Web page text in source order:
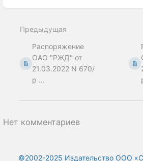
mode
Предыдущая
Распоряжение
ОАО "РЖД" от
21.03.2022 N 670/
р ...
Нет комментариев
©2002-2025 Издательство ООО